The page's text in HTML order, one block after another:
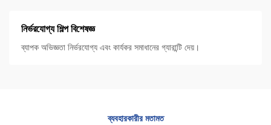
নির্ভরযোগ্য শিল্প বিশেষজ্ঞ
ব্যাপক অভিজ্ঞতা নির্ভরযোগ্য এবং কার্যকর সমাধানের গ্যারান্টি দেয়।
ব্যবহারকারীর মতামত